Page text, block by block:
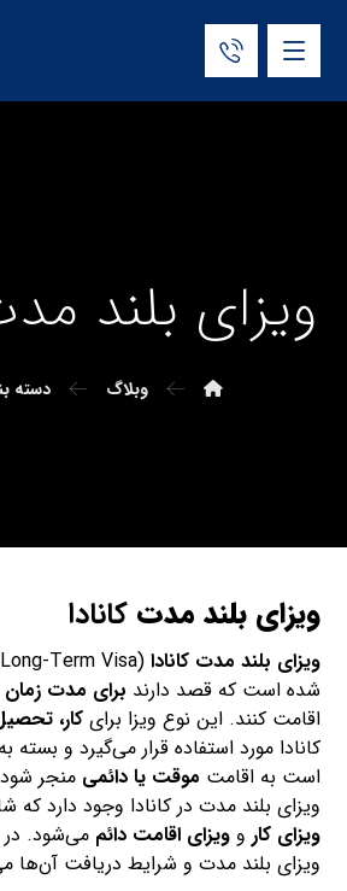
ویزای بلند
وبلاگ دسته
ویزای بلند مدتکانادا
ویزای بلند مدت کانادا
شده است که قصد دارند برای مدت زمان
اقامت کنند. این نوع ویزا برایکار،
کانادا مورد استفاده قرار می‌گیرد و بسته
است به اقامت موقت یا دائمی منجر
ویزای بلند مدت در کانادا وجود دارد که
ویزای کار وویزای اقامت دائم می‌شود. در
ویزای بلند مدت و شرایط دریافت آن‌ها